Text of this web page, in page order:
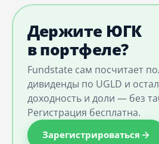
Держите ЮГК
в портфеле?
Fundstate сам посчитает
дивиденды по UGLD и
доходность и доли — без
Регистрация бесплатна.
Зарегистрироваться